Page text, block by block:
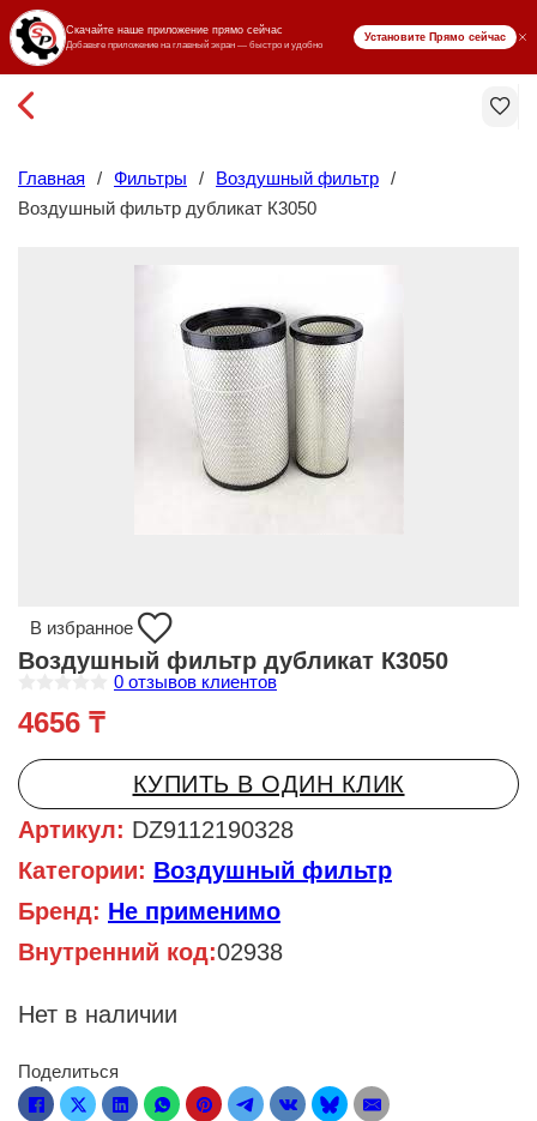
₸ KZT
Главная / Фильтры / Воздушный фильтр /
Воздушный фильтр дубликат К3050
В избранное
Воздушный фильтр дубликат К3050
ц
к
а
0
и
з
5
0 отзывов клиентов
4656 ₸
КУПИТЬ В ОДИН КЛИК
Артикул: DZ9112190328
Категории: Воздушный фильтр
Бренд: Не применимо
Внутренний код:02938
Нет в наличии
Поделиться